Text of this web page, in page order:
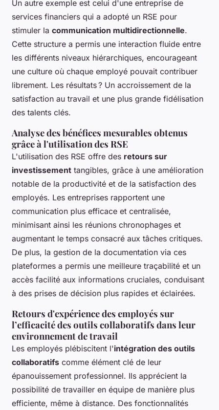
Un autre exemple est celui d'une entreprise de
services financiers qui a adopté un RSE pour
stimuler la communication multidirectionnelle.
Cette structure a permis une interaction fluide entre
les différents niveaux hiérarchiques, encourageant
une culture où chaque employé pouvait contribuer
librement. Les résultats ? Un accroissement de la
satisfaction au travail et une plus grande fidélisation
des talents clés.
Analyse des bénéfices mesurables obtenus
grâce à l'utilisation des RSE
L'utilisation des RSE offre des retours sur
investissement tangibles, grâce à une amélioration
notable de la productivité et de la satisfaction des
employés. Les entreprises rapportent une
communication plus efficace et centralisée,
minimisant ainsi les réunions chronophages et
augmentant le temps consacré aux tâches critiques.
De plus, la gestion de la documentation via ces
plateformes a permis une meilleure traçabilité et un
accès facilité aux informations cruciales, conduisant
à des prises de décision plus rapides et éclairées.
Retours d'expérience des employés sur
l’efficacité des outils collaboratifs dans leur
environnement de travail
Les employés plébiscitent l'intégration des outils
collaboratifs comme élément clé de leur
épanouissement professionnel. Ils apprécient la
possibilité de travailler en équipe de manière plus
efficiente, même à distance. Des fonctionnalités